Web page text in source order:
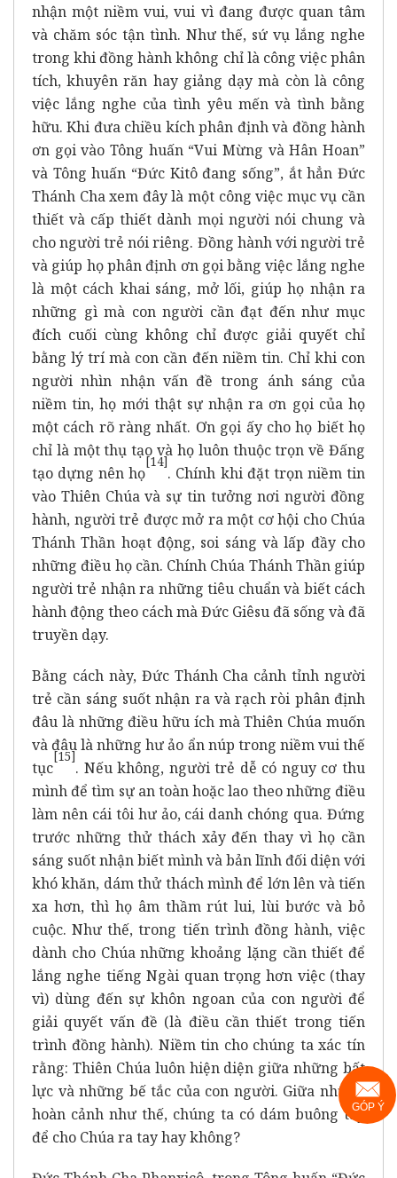
nhận một niềm vui, vui vì đang được quan tâm
và chăm sóc tận tình. Như thế, sứ vụ lắng nghe
trong khi đồng hành không chỉ là công việc phân
tích, khuyên răn hay giảng dạy mà còn là công
việc lắng nghe của tình yêu mến và tình bằng
hữu. Khi đưa chiều kích phân định và đồng hành
ơn gọi vào Tông huấn “Vui Mừng và Hân Hoan”
và Tông huấn “Đức Kitô đang sống”, ắt hẳn Đức
Thánh Cha xem đây là một công việc mục vụ cần
thiết và cấp thiết dành mọi người nói chung và
cho người trẻ nói riêng. Đồng hành với người trẻ
và giúp họ phân định ơn gọi bằng việc lắng nghe
là một cách khai sáng, mở lối, giúp họ nhận ra
những gì mà con người cần đạt đến như mục
đích cuối cùng không chỉ được giải quyết chỉ
bằng lý trí mà con cần đến niềm tin. Chỉ khi con
người nhìn nhận vấn đề trong ánh sáng của
niềm tin, họ mới thật sự nhận ra ơn gọi của họ
một cách rõ ràng nhất. Ơn gọi ấy cho họ biết họ
chỉ là một thụ tạo và họ luôn thuộc trọn về Đấng
tạo dựng nên họ
[14]
. Chính khi đặt trọn niềm tin
vào Thiên Chúa và sự tin tưởng nơi người đồng
hành, người trẻ được mở ra một cơ hội cho Chúa
Thánh Thần hoạt động, soi sáng và lấp đầy cho
những điều họ cần. Chính Chúa Thánh Thần giúp
người trẻ nhận ra những tiêu chuẩn và biết cách
hành động theo cách mà Đức Giêsu đã sống và đã
truyền dạy.
Bằng cách này, Đức Thánh Cha cảnh tỉnh người
trẻ cần sáng suốt nhận ra và rạch ròi phân định
đâu là những điều hữu ích mà Thiên Chúa muốn
và đâu là những hư ảo ẩn núp trong niềm vui thế
tục
[15]
. Nếu không, người trẻ dễ có nguy cơ thu
mình để tìm sự an toàn hoặc lao theo những điều
làm nên cái tôi hư ảo, cái danh chóng qua. Đứng
trước những thử thách xảy đến thay vì họ cần
sáng suốt nhận biết mình và bản lĩnh đối diện với
khó khăn, dám thử thách mình để lớn lên và tiến
xa hơn, thì họ âm thầm rút lui, lùi bước và bỏ
cuộc. Như thế, trong tiến trình đồng hành, việc
dành cho Chúa những khoảng lặng cần thiết để
lắng nghe tiếng Ngài quan trọng hơn việc (thay
vì) dùng đến sự khôn ngoan của con người để
giải quyết vấn đề (là điều cần thiết trong tiến
trình đồng hành). Niềm tin cho chúng ta xác tín
rằng: Thiên Chúa luôn hiện diện giữa những bất
lực và những bế tắc của con người. Giữa những
hoàn cảnh như thế, chúng ta có dám buông tay
để cho Chúa ra tay hay không?
GÓP Ý